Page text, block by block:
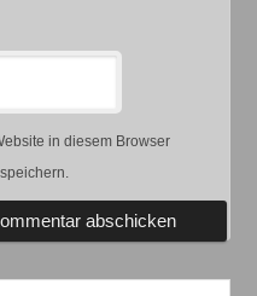
in diesem Browser